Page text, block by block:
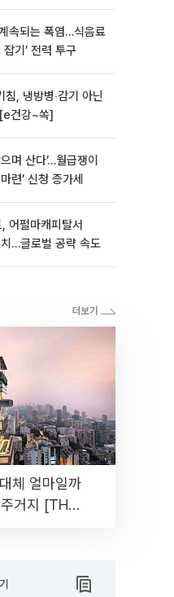
속되는 폭염…식음료
잡기’ 전력 투구
침, 냉방병‧감기 아닌
건강~쏙]
며 산다’…월급쟁이
련’ 신청 증가세
어펄마캐피탈서
…글로벌 공략 속도
체 얼마일까
거지 [THE